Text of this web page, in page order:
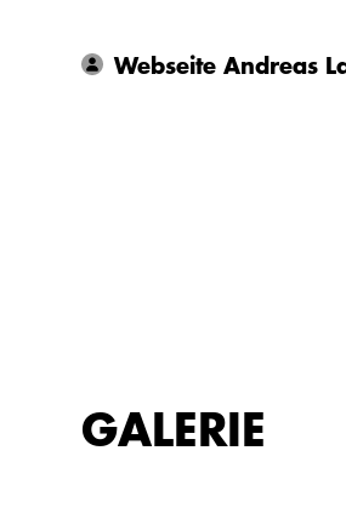
Webseite Andreas
GALERIE